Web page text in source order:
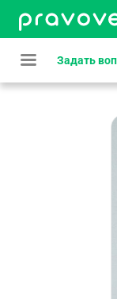
Задать